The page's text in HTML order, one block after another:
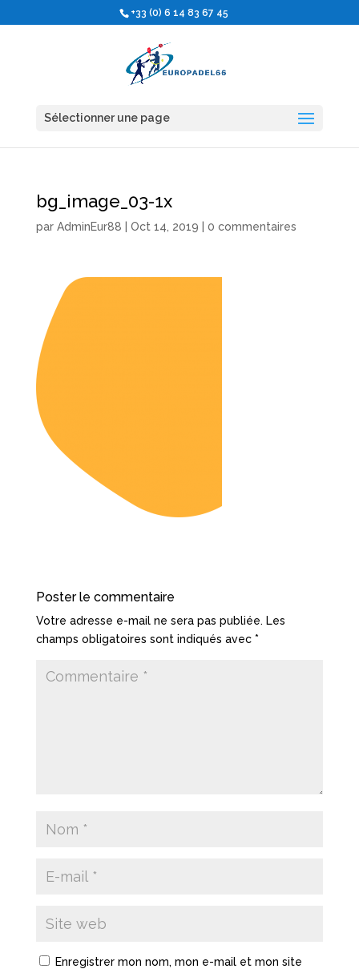
+33 (0) 6 14 83 67 45
Sélectionner une page
bg_image_03-1x
par AdminEur88 Oct 14, 2019 0 commentaires
Poster le commentaire
Votre adresse e-mail ne sera pas publiée. Les
champs obligatoires sont indiqués avec *
Enregistrer mon nom, mon e-mail et mon site